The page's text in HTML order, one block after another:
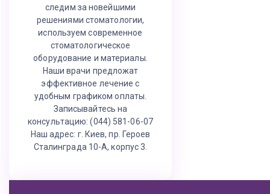
следим за новейшими
решениями стоматологии,
используем современное
стоматологическое
оборудование и материалы.
Наши врачи предложат
эффективное лечение с
удобным графиком оплаты.
Записывайтесь на
консультацию: (044) 581-06-07
Наш адрес: г. Киев, пр. Героев
Сталинграда 10-А, корпус 3.